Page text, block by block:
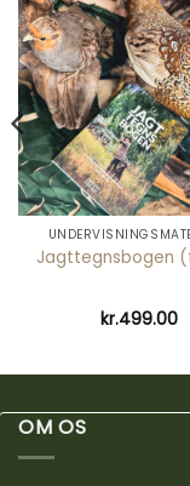
Jagttegnsbogen
kr.499.00
OM OS